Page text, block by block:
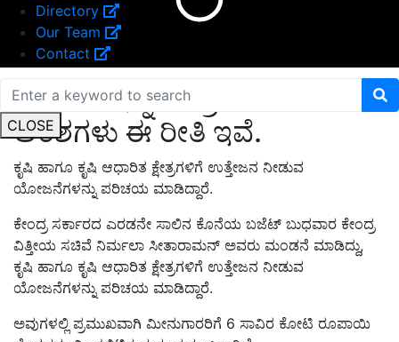
Directory
Our Team
Contact
CLOSE
ಬಜೆಟ್‌ನ ಇನ್ನಿತರ ಪ್ರಮುಖ
ಅಂಶಗಳು ಈ ರೀತಿ ಇವೆ.
ಕೃಷಿ ಹಾಗೂ ಕೃಷಿ ಆಧಾರಿತ ಕ್ಷೇತ್ರಗಳಿಗೆ ಉತ್ತೇಜನ ನೀಡುವ
ಯೋಜನೆಗಳನ್ನು ಪರಿಚಯ ಮಾಡಿದ್ದಾರೆ.
ಕೇಂದ್ರ ಸರ್ಕಾರದ ಎರಡನೇ ಸಾಲಿನ ಕೊನೆಯ ಬಜೆಟ್‌ ಬುಧವಾರ ಕೇಂದ್ರ
ವಿತ್ತೀಯ ಸಚಿವೆ ನಿರ್ಮಲಾ ಸೀತಾರಾಮನ್‌ ಅವರು ಮಂಡನೆ ಮಾಡಿದ್ದು,
ಕೃಷಿ ಹಾಗೂ ಕೃಷಿ ಆಧಾರಿತ ಕ್ಷೇತ್ರಗಳಿಗೆ ಉತ್ತೇಜನ ನೀಡುವ
ಯೋಜನೆಗಳನ್ನು ಪರಿಚಯ ಮಾಡಿದ್ದಾರೆ.
ಅವುಗಳಲ್ಲಿ ಪ್ರಮುಖವಾಗಿ ಮೀನುಗಾರರಿಗೆ 6 ಸಾವಿರ ಕೋಟಿ ರೂಪಾಯಿ